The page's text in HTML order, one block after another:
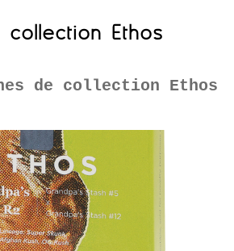
Ethos
de collection Ethos